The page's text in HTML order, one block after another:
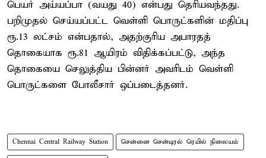
பெயர் அய்யப்பா (வயது 40) என்பது தெரியவந்தது.
பறிமுதல் செய்யப்பட்ட வெள்ளி பொருட்களின் மதிப்பு
ரூ.13 லட்சம் என்பதால், அதற்குரிய அபாரதத்
தொகையாக ரூ.81 ஆயிரம் விதிக்கப்பட்டு, அந்த
தொகையை செலுத்திய பின்னர் அவரிடம் வெள்ளி
பொருட்களை போலீசார் ஒப்படைத்தனர்.
Chennai Central Railway Station சென்னை சென்டிரல் ரெயில் நிலையம்